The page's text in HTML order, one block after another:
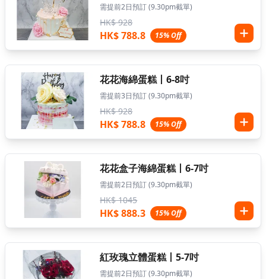
需提前2日預訂 (9.30pm截單)
HK$ 928
HK$ 788.8 15% Off
花花海綿蛋糕丨6-8吋
需提前3日預訂 (9.30pm截單)
HK$ 928
HK$ 788.8 15% Off
花花盒子海綿蛋糕丨6-7吋
需提前2日預訂 (9.30pm截單)
HK$ 1045
HK$ 888.3 15% Off
紅玫瑰立體蛋糕丨5-7吋
需提前2日預訂 (9.30pm截單)